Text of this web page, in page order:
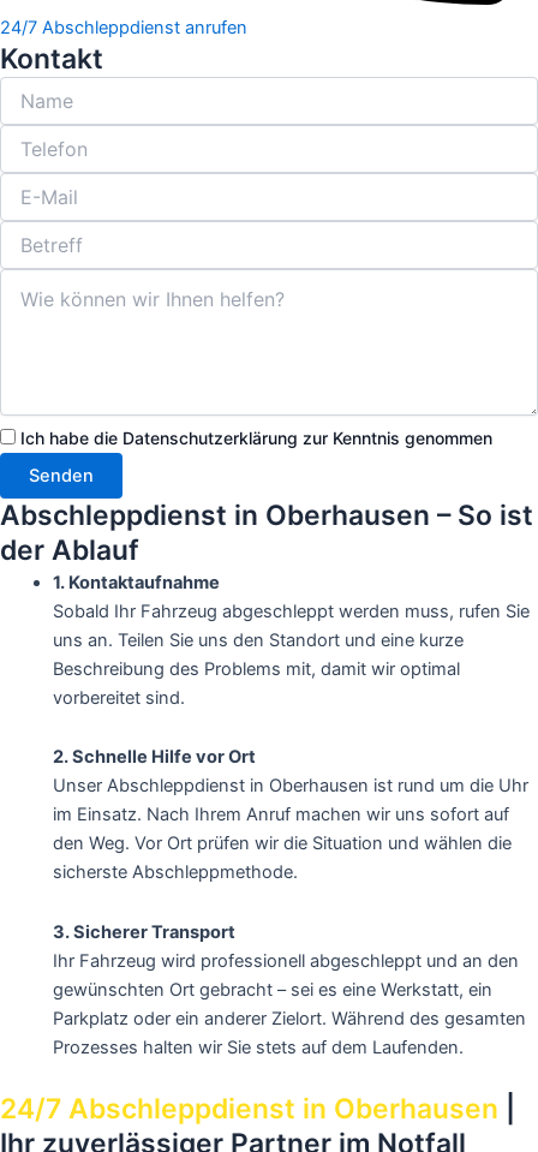
24/7 Abschleppdienst anrufen
Kontakt
Ich habe die Datenschutzerklärung zur Kenntnis genommen
Senden
Abschleppdienst in Oberhausen – So ist
der Ablauf
1. Kontaktaufnahme
Sobald Ihr Fahrzeug abgeschleppt werden muss, rufen Sie
uns an. Teilen Sie uns den Standort und eine kurze
Beschreibung des Problems mit, damit wir optimal
vorbereitet sind.
2. Schnelle Hilfe vor Ort
Unser Abschleppdienst in Oberhausen ist rund um die Uhr
im Einsatz. Nach Ihrem Anruf machen wir uns sofort auf
den Weg. Vor Ort prüfen wir die Situation und wählen die
sicherste Abschleppmethode.
3. Sicherer Transport
Ihr Fahrzeug wird professionell abgeschleppt und an den
gewünschten Ort gebracht – sei es eine Werkstatt, ein
Parkplatz oder ein anderer Zielort. Während des gesamten
Prozesses halten wir Sie stets auf dem Laufenden.
24/7 Abschleppdienst in Oberhausen
Ihr zuverlässiger Partner im Notfall